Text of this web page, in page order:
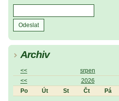
Archiv
<< srpen
<<
2026
Po
Út St Čt Pá